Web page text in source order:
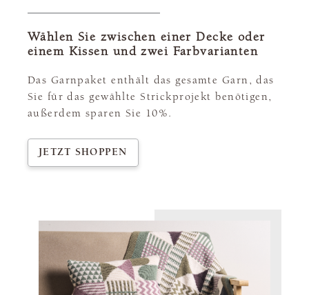
Wählen Sie zwischen einer Decke oder
einem Kissen und zwei Farbvarianten
Das Garnpaket enthält das gesamte Garn, das
Sie für das gewählte Strickprojekt benötigen,
außerdem sparen Sie 10%.
JETZT SHOPPEN